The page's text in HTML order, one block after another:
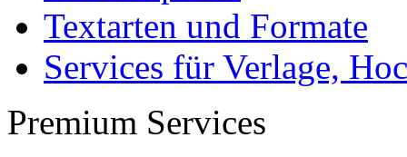
Textarten und Formate
Services für Verlage,
Premium Services